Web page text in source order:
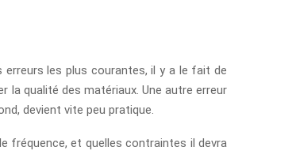
erreurs les plus courantes, il y a le fait de
la qualité des matériaux. Une autre erreur
devient vite peu pratique.
fréquence, et quelles contraintes il devra